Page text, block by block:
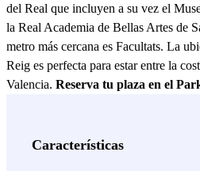
del Real que incluyen a su vez el
la Real Academia de Bellas Artes de
metro más cercana es Facultats. La
Reig es perfecta para estar entre la
Valencia. Reserva tu plaza en el
Características